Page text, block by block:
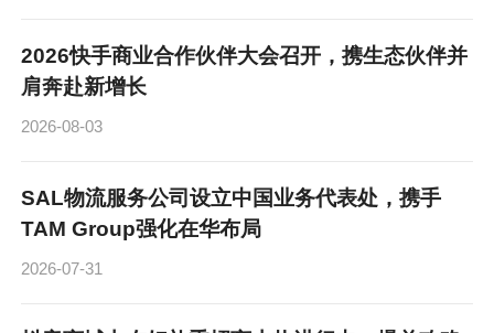
2026快手商业合作伙伴大会召开，携生态伙伴并
肩奔赴新增长
2026-08-03
SAL物流服务公司设立中国业务代表处，携手
TAM Group强化在华布局
2026-07-31